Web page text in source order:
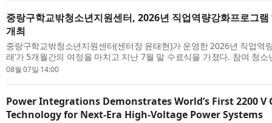
중랑구학교밖청소년지원센터, 2026년 직업역량강화프로그램
개최
중랑구학교밖청소년지원센터(센터장 윤태현)가 운영한 2026년 직업역
래’가 5개월간의 여정을 마치고 지난 7월 말 수료식을 가졌다. 참여 청
정을 수료하고 바리스타 자격증을 취득했다. 이들은 총 62시간의 바리
08월 07일 14:00
Power Integrations Demonstrates World’s First 2200 V
Technology for Next-Era High-Voltage Power Systems